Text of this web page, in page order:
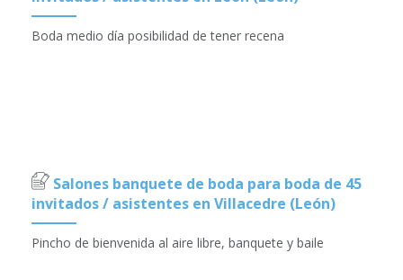
Boda medio día posibilidad de tener recena
Salones banquete de boda para boda de 45
invitados / asistentes en Villacedre (León)
Pincho de bienvenida al aire libre, banquete y baile